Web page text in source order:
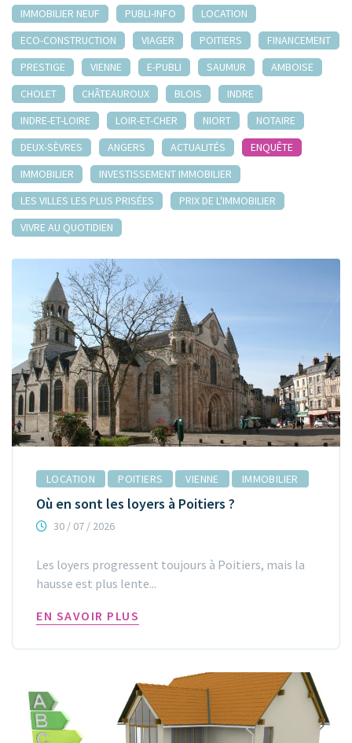
IMMOBILIER NEUF
PUBLI-INFO
LOCATION
ECO-CONSTRUCTION
VIAGER POITIERS
FINANCEMENT
PRESTIGE
VIENNE E-PUBLI SAUMUR
AMBOISE
CHOLET
CHÂTEAUROUX BLOIS
INDRE
INDRE-ET-LOIRE
LOIR-ET-CHER NIORT
NOTAIRE
DEUX-SÈVRES
ANGERS ACTUALITÉS
ENQUÊTE
IMMOBILIER
INVESTISSEMENT IMMOBILIER
LES VILLES LES PLUS PRISÉES
PRIX DE L'IMMOBILIER
VIVRE AU QUOTIDIEN
LOCATION POITIERS VIENNE IMMOBILIER
Où en sont les loyers à Poitiers ?
30 / 07 / 2026
Les loyers progressent toujours à Poitiers, mais la
hausse est plus lente...
EN SAVOIR PLUS